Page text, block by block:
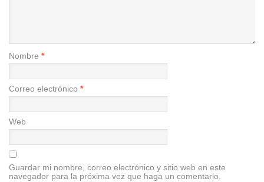
Nombre *
Correo electrónico *
Web
Guardar mi nombre, correo electrónico y sitio web en este
navegador para la próxima vez que haga un comentario.